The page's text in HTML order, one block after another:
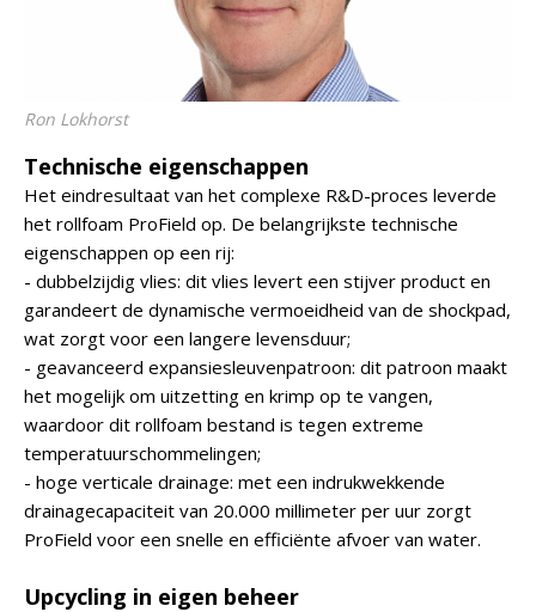
Ron Lokhorst
Technische eigenschappen
Het eindresultaat van het complexe R&D-proces leverde
het rollfoam ProField op. De belangrijkste technische
eigenschappen op een rij:
- dubbelzijdig vlies: dit vlies levert een stijver product en
garandeert de dynamische vermoeidheid van de shockpad,
wat zorgt voor een langere levensduur;
- geavanceerd expansiesleuvenpatroon: dit patroon maakt
het mogelijk om uitzetting en krimp op te vangen,
waardoor dit rollfoam bestand is tegen extreme
temperatuurschommelingen;
- hoge verticale drainage: met een indrukwekkende
drainagecapaciteit van 20.000 millimeter per uur zorgt
ProField voor een snelle en efficiënte afvoer van water.
Upcycling in eigen beheer